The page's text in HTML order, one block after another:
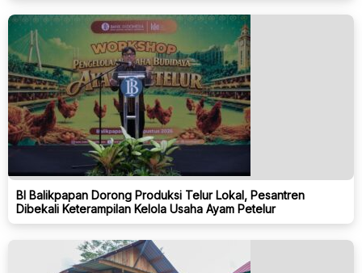
BI Balikpapan Dorong Produksi Telur Lokal, Pesantren
Dibekali Keterampilan Kelola Usaha Ayam Petelur